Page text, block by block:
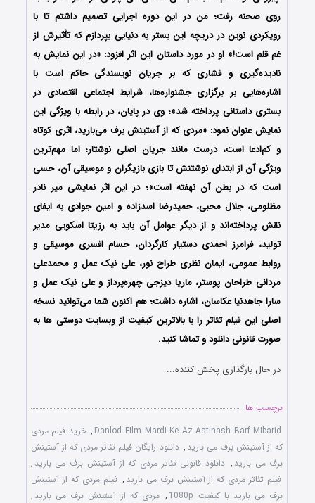
روی صحنه رفت؛ من در این دوره اجرایی تصمیم داشتم تا با
رویکردی نوین در دریچه این بستر به دنیایی بپردازم که تأثیرش از
غم قلم است!» او در مورد داستان این اثر افزود: «در این نمایش به
نادیده‌گیری و فشاری که بر جریان نویسندگی حاکم است با
اشاره‌هایی بر برگزاری جشنواره‌ها، شرایط اجتماعی اقتصادی در
بستری داستانی پرداخته شد»؛ وی در پایان، در رابطه با ویژگی این
نمایش عنوان نمود: «مردی که از آستینش برف می‌بارید، اثری کوتاه
و کم‌ادعا است، درست مانند جریان اصلی نوشتار؛ اما مهم‌ترین
ویژگی آن از ابتدای نوشتنش تا بازی بازیگران و موسیقی آن، حسی
است که در بطن آن نهفته است»؛ در این اثر نمایشی میر نادر
مظلومی، جلال محبی، حمیدرضا اسدزاده و امین جوادی به ایفای
نقش پرداخته‌اند و از دیگر عوامل آن باید به رزیتا اسکویی مدیر
تولید، فرامرز احمدی دستیار کارگردان، حسام افسری موسیقی و
روابط عمومی، ایمان نظری طراح نور، علی نیک عمل و محمدعلی
مردانی طراحان پوستر، ماریا دیزجی چهره‌پرداز و علی نیک عمل و
سارا جاهدنیا عکاسان، اشاره داشت؛ هم اکنون شما می‌توانید نسخه
اصلی این فیلم تئاتر را با بالاترین کیفیت از وبسایت دوستی ها به
صورت قانونی دانلود و تماشا کنید.
در حال بارگذاری پخش کننده...
برچسب ها
Danlod Film Mardi Ke Az Astinash Barf Mibarid
, خرید فیلم مردی
که از آستینش برف می بارید , دانلود رایگان فیلم تئاتر مردی که از آستینش
برف می بارید , دانلود قانونی تئاتر مردی که از آستینش برف می بارید ,
فیلم تئاتر مردی که از آستینش برف می بارید , فیلم مردی که از آستینش
برف می بارید با کیفیت 1080p
, مردی که از آستینش برف می بارید ,